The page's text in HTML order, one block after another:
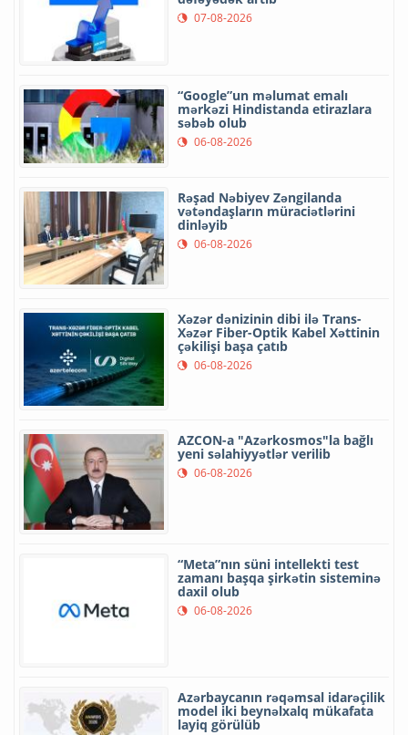
07-08-2026
“Google”un məlumat emalı
mərkəzi Hindistanda etirazlara
səbəb olub
06-08-2026
Rəşad Nəbiyev Zəngilanda
vətəndaşların müraciətlərini
dinləyib
06-08-2026
Xəzər dənizinin dibi ilə Trans-
Xəzər Fiber-Optik Kabel Xəttinin
çəkilişi başa çatıb
06-08-2026
AZCON-a "Azərkosmos"la bağlı
yeni səlahiyyətlər verilib
06-08-2026
“Meta”nın süni intellekti test
zamanı başqa şirkətin sisteminə
daxil olub
06-08-2026
Azərbaycanın rəqəmsal idarəçilik
model iki beynəlxalq mükafata
layiq görülüb